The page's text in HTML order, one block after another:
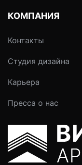
КОМПАНИЯ
Контакты
Студия дизайна
Карьера
Пресса о нас